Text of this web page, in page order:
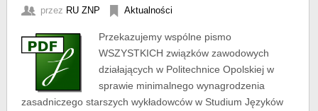
przez RU ZNP Aktualności
Przekazujemy wspólne pismo
WSZYSTKICH związków zawodowych
działających w Politechnice Opolskiej w
sprawie minimalnego wynagrodzenia
zasadniczego starszych wykładowców w Studium Języków